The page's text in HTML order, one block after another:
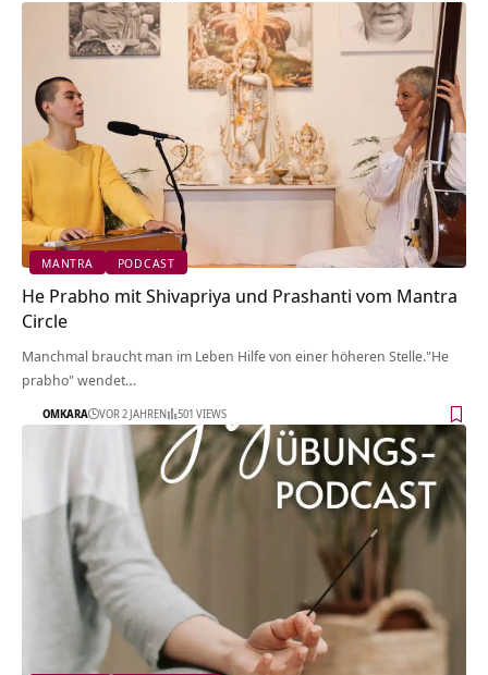
MANTRA PODCAST
He Prabho mit Shivapriya und Prashanti vom Mantra
Circle
Manchmal braucht man im Leben Hilfe von einer höheren Stelle."He
prabho" wendet…
OMKARA VOR 2 JAHREN 501 VIEWS